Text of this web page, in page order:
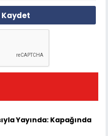
Yayında: Kapağında